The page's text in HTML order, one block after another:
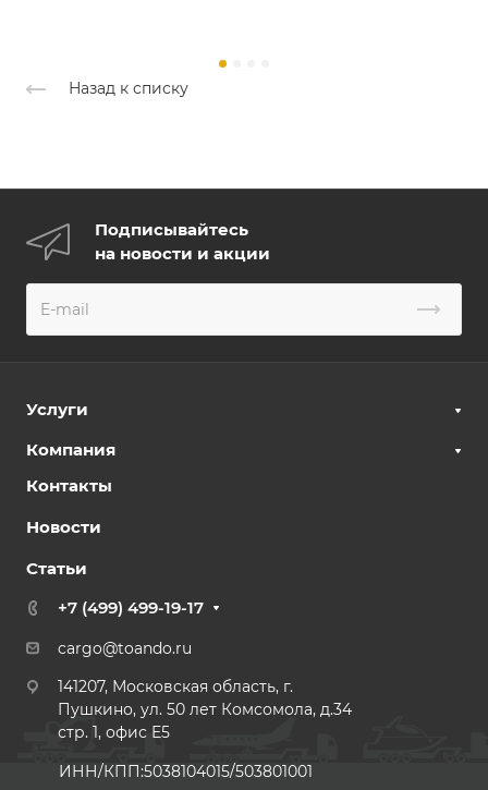
Назад к списку
Подписывайтесь
на новости и акции
Услуги
Компания
Контакты
Новости
Статьи
+7 (499) 499-19-17
cargo@toando.ru
141207, Московская область, г.
Пушкино, ул. 50 лет Комсомола, д.34
стр. 1, офис E5
ИНН/КПП:5038104015/503801001